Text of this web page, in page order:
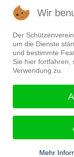
Wir
Der
um die Dienste
und bestimmte
Sie hier fortfahren,
Verwendung zu.
Mehr